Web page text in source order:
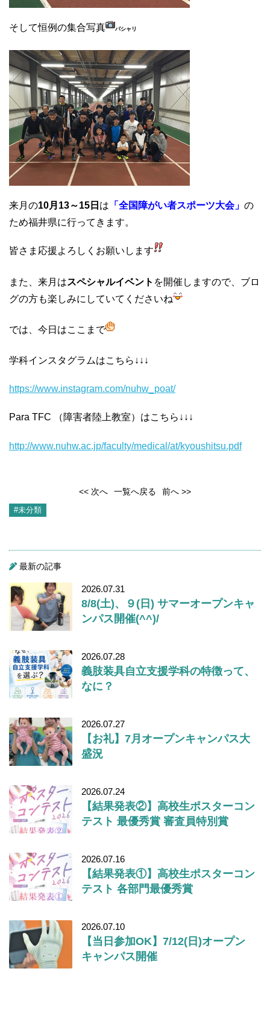
そして恒例の集合写真 パシャリ
来月の10月13～15日 は 「全国障がい者スポーツ大会」 の
ため福井県に行ってきます。
皆さま応援よろしくお願いします
また、来月はスペシャルイベント を開催しますので、ブロ
グの方も楽しみにしていてくださいね
では、今日はここまで
学科インスタグラムはこちら↓↓↓
https://www.instagram.com/nuhw _poat/
Para TFC （障害者陸上教室）はこちら↓↓↓
http://www.nuhw.ac.jp/faculty/medical/at/kyoushitsu.pdf
<< 次へ 一覧へ戻る 前へ >>
#未分類
最新の記事
2026.07.31
8/8(土)、９(日) サマーオープンキャ
ンパス開催(^^)/
2026.07.28
義肢装具自立支援学科の特徴って、
なに？
2026.07.27
【お礼】7月オープンキャンパス大
盛況
2026.07.24
【結果発表②】高校生ポスターコン
テスト 最優秀賞 審査員特別賞
2026.07.16
【結果発表①】高校生ポスターコン
テスト 各部門最優秀賞
2026.07.10
【当日参加OK】7/12(日)オープン
キャンパス開催